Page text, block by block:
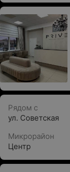
Рядом с
ул. Советская
Микрорайон
Центр